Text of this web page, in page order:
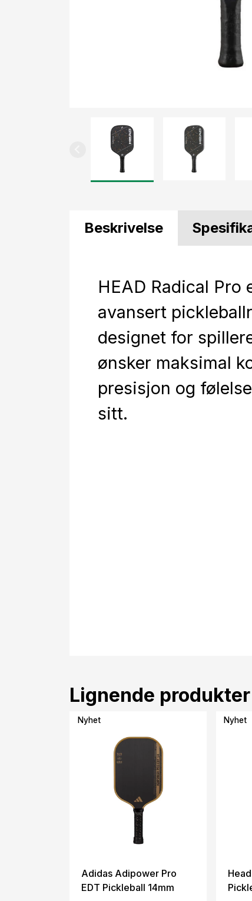
Beskrivelse
HEAD Radical Pro
avansert
designet for
ønsker maksimal
presisjon og
sitt.
Lignende produkter
Nyhet
Adidas Adipower Pro
EDT Pickleball 14mm
Nyhet